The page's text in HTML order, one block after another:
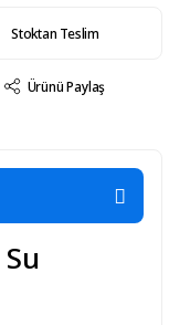
Stoktan Teslim
Ürünü Paylaş